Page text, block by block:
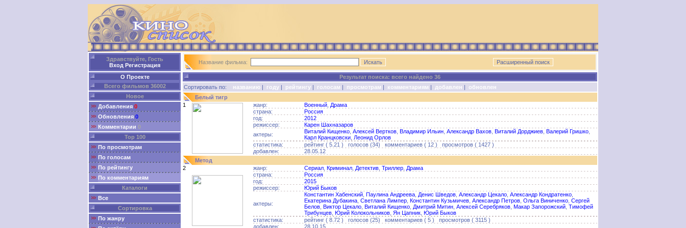
Здравствуйте, Гость
Вход Регистрация
О Проекте
Всего фильмов 36002
Новое
Добавления 0
Обновления 0
Комментарии 0
Top 100
По просмотрам
По голосам
По рейтингу
По комментариям
Каталоги
Все
Сортировка
По жанру
Название фильма:
Результат поиска: всего найдено 36
Сортировать по: названию | году | рейтингу | голосам | просмотрам | комментариям | добавлен | обновлен
Белый тигр
1
жанр: Военный Драма
страна:
Россия
год:
2012
режиссер:
Карен Шахназаров
актеры:
Виталий Кищенко Алексей Вертков Владимир Ильин Александр Вахов Виталий Дорджиев Валерий Гришко
Карл Кранцковски Леонид Орлов
статистика:
рейтинг ( 5.21 ) голосов (34) комментариев ( 12 ) просмотров ( 1427 )
добавлен:
28.05.12
Метод
2
жанр: Сериал Криминал Детектив Триллер Драма
страна:
Россия
год:
2015
режиссер:
Юрий Быков
актеры:
Константин Хабенский Паулина Андреева Денис Шведов Александр Цекало Александр Кондратенко
Екатерина Дубакина Светлана Лимпер Константин Кузьмичев Александр Петров Ольга Виниченко Сергей
Белов Виктор Цекало Виталий Кищенко Дмитрий Митин Алексей Серебряков Макар Запорожский Тимофей
Трибунцев Юрий Колокольников Ян Цапник Юрий Быков
статистика:
рейтинг ( 8.72 ) голосов (25) комментариев ( 5 ) просмотров ( 3115 )
добавлен:
28.10.15